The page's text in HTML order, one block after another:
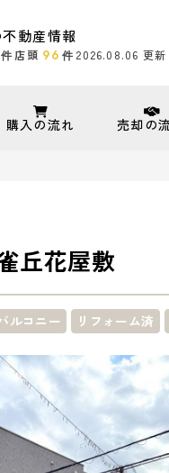
動産情報
件 店頭 96 件 2026.08.06 更新
購入の流れ 売却の
丘花屋敷
ルコニー リフォーム済